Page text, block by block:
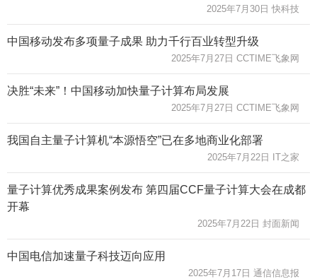
2025年7月30日 快科技
中国移动发布多项量子成果 助力千行百业转型升级
2025年7月27日 CCTIME飞象网
决胜“未来”！中国移动加快量子计算布局发展
2025年7月27日 CCTIME飞象网
我国自主量子计算机“本源悟空”已在多地商业化部署
2025年7月22日 IT之家
量子计算优秀成果案例发布 第四届CCF量子计算大会在成都
开幕
2025年7月22日 封面新闻
中国电信加速量子科技迈向应用
2025年7月17日 通信信息报